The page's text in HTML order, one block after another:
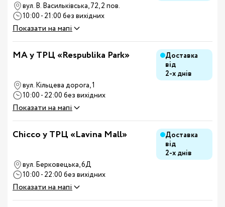
вул. В. Васильківська, 72, 2 пов.
10:00 - 21:00 без вихідних
Показати на мапі
MA у ТРЦ «Respublika Park»
Доставка
від
2-х днів
вул. Кільцева дорога, 1
10:00 - 22:00 без вихідних
Показати на мапі
Chicco у ТРЦ «Lavina Mall»
Доставка
від
2-х днів
вул. Берковецька, 6Д
10:00 - 22:00 без вихідних
Показати на мапі